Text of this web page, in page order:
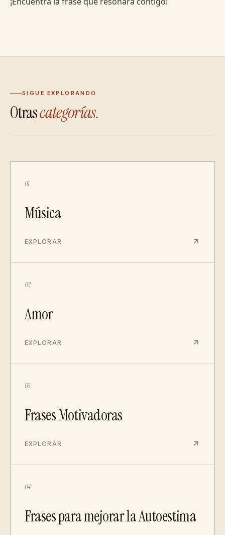
SIGUE EXPLORANDO
Otrascategorías.
01
Música
EXPLORAR
02
Amor
EXPLORAR
03
Frases Motivadoras
EXPLORAR
04
Frases para mejorar la Autoestima